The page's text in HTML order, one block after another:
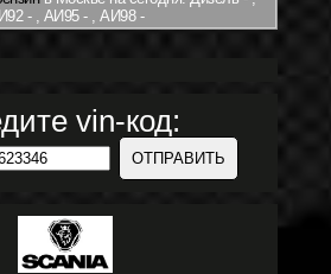
- , АИ95 - , АИ98 -
vin-код: